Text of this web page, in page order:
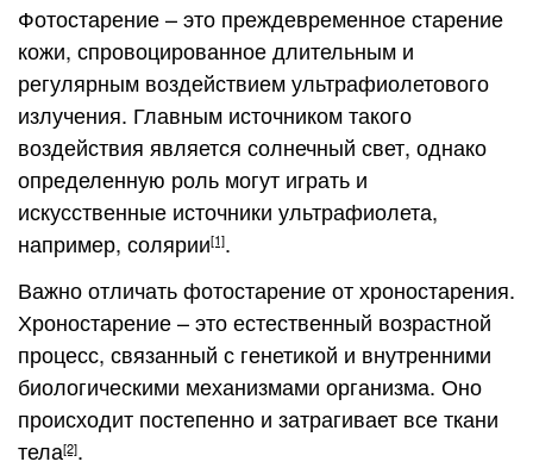
Фотостарение – это преждевременное старение
кожи, спровоцированное длительным и
регулярным воздействием ультрафиолетового
излучения. Главным источником такого
воздействия является солнечный свет, однако
определенную роль могут играть и
искусственные источники ультрафиолета,
например, солярии[1].
Важно отличать фотостарение от хроностарения.
Хроностарение – это естественный возрастной
процесс, связанный с генетикой и внутренними
биологическими механизмами организма. Оно
происходит постепенно и затрагивает все ткани
тела[2].